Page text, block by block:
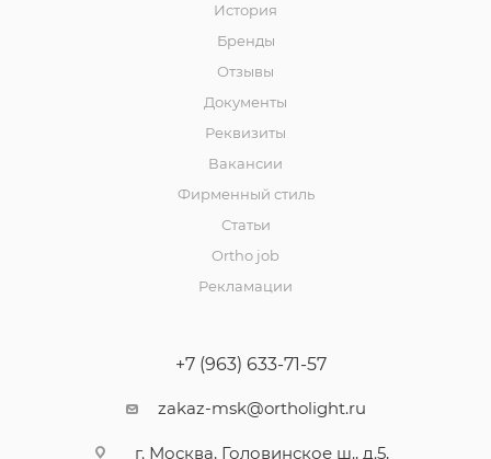
История
Бренды
Отзывы
Документы
Реквизиты
Вакансии
Фирменный стиль
Статьи
Ortho job
Рекламации
+7 (963) 633-71-57
zakaz-msk@ortholight.ru
г. Москва, Головинское ш., д.5,